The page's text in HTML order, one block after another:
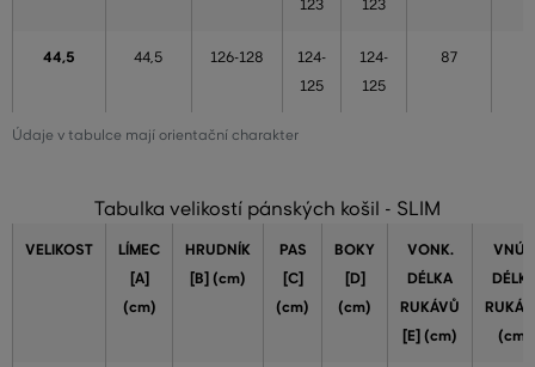
Údaje v tabulce mají orientační charakter
123
123
44,5 44,5 126-128
124-
125
124-
125
87
Tabulka velikostí pánských košil - SLIM
VELIKOST
LÍMEC
[A]
(cm)
HRUDNÍK
[B] (cm)
PAS
[C]
(cm)
BOKY
[D]
(cm)
VONK.
DÉLKA
RUKÁVŮ
[E] (cm)
VNÚT.
(cm)